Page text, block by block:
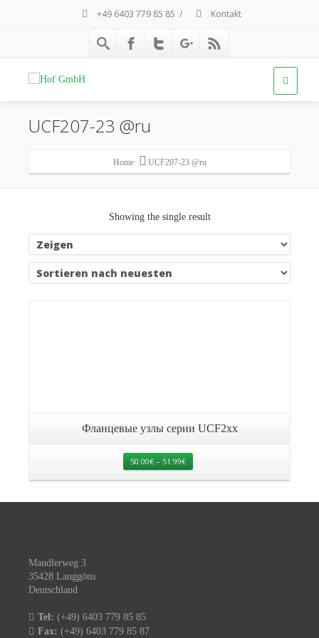
+49 6403 779 85 85 / Kontakt
UCF207-23 @ru
Home UCF207-23 @ru
Showing the single result
Фланцевые узлы серии UCF2xx
50.00€– 51.99€
Mandlerweg 3
35428 Langgöns
Deutschland
Tel: (+49) 6403 779 85 85
Fax: (+49) 6403 779 85 87